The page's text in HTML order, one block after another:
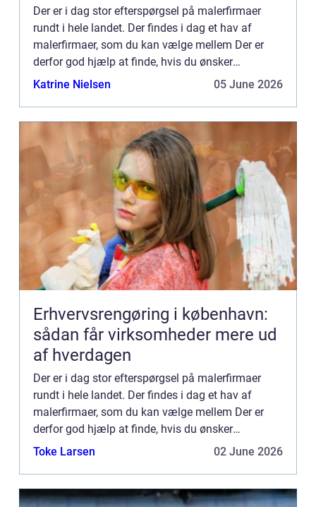
Der er i dag stor efterspørgsel på malerfirmaer
rundt i hele landet. Der findes i dag et hav af
malerfirmaer, som du kan vælge mellem Der er
derfor god hjælp at finde, hvis du ønsker
professionel hjælp til en mal...
Katrine Nielsen 05 June 2026
Erhvervsrengøring i københavn:
sådan får virksomheder mere ud
af hverdagen
Der er i dag stor efterspørgsel på malerfirmaer
rundt i hele landet. Der findes i dag et hav af
malerfirmaer, som du kan vælge mellem Der er
derfor god hjælp at finde, hvis du ønsker
professionel hjælp til en mal...
Toke Larsen 02 June 2026